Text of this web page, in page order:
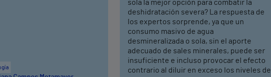
sola la mejor opción para combatir la
deshidratación severa? La respuesta de
los expertos sorprende, ya que un
consumo masivo de agua
desmineralizada o sola, sin el aporte
adecuado de sales minerales, puede ser
insuficiente e incluso provocar el efecto
contrario al diluir en exceso los niveles de